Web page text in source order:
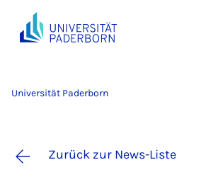
Universität Paderborn
Zurück zur News-Liste